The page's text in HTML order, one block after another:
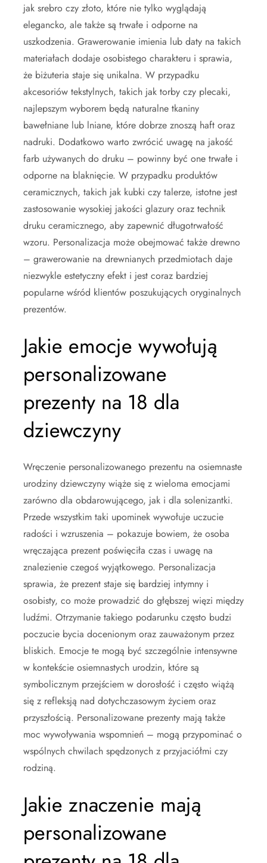
jak srebro czy złoto, które nie tylko wyglądają
elegancko, ale także są trwałe i odporne na
uszkodzenia. Grawerowanie imienia lub daty na takich
materiałach dodaje osobistego charakteru i sprawia,
że biżuteria staje się unikalna. W przypadku
akcesoriów tekstylnych, takich jak torby czy plecaki,
najlepszym wyborem będą naturalne tkaniny
bawełniane lub lniane, które dobrze znoszą haft oraz
nadruki. Dodatkowo warto zwrócić uwagę na jakość
farb używanych do druku – powinny być one trwałe i
odporne na blaknięcie. W przypadku produktów
ceramicznych, takich jak kubki czy talerze, istotne jest
zastosowanie wysokiej jakości glazury oraz technik
druku ceramicznego, aby zapewnić długotrwałość
wzoru. Personalizacja może obejmować także drewno
– grawerowanie na drewnianych przedmiotach daje
niezwykle estetyczny efekt i jest coraz bardziej
popularne wśród klientów poszukujących oryginalnych
prezentów.
Jakie emocje wywołują
personalizowane
prezenty na 18 dla
dziewczyny
Wręczenie personalizowanego prezentu na osiemnaste
urodziny dziewczyny wiąże się z wieloma emocjami
zarówno dla obdarowującego, jak i dla solenizantki.
Przede wszystkim taki upominek wywołuje uczucie
radości i wzruszenia – pokazuje bowiem, że osoba
wręczająca prezent poświęciła czas i uwagę na
znalezienie czegoś wyjątkowego. Personalizacja
sprawia, że prezent staje się bardziej intymny i
osobisty, co może prowadzić do głębszej więzi między
ludźmi. Otrzymanie takiego podarunku często budzi
poczucie bycia docenionym oraz zauważonym przez
bliskich. Emocje te mogą być szczególnie intensywne
w kontekście osiemnastych urodzin, które są
symbolicznym przejściem w dorosłość i często wiążą
się z refleksją nad dotychczasowym życiem oraz
przyszłością. Personalizowane prezenty mają także
moc wywoływania wspomnień – mogą przypominać o
wspólnych chwilach spędzonych z przyjaciółmi czy
rodziną.
Jakie znaczenie mają
personalizowane